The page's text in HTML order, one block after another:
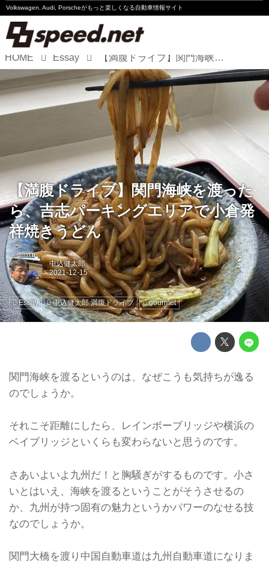
Volkswagen, Audi, Porscheがもっと楽しくなる自動車情報サイト
Volkswagen
Audi
Porsche
Motorsport
Essay
HOME Essay 【満腹ドライブ】関門海峡を渡ったら、吉志パーキングエリアで小倉発祥焼きうどん
【満腹ドライブ】関門海峡を渡った
ら、吉志パーキングエリアで小倉発
祥焼きうどん
中込健太郎
Essay 中込健太郎 満腹ドライブ gourmet
関門海峡を渡るというのは、なぜこうも気持ちが逸る
のでしょうか。
それこそ距離にしたら、レインボーブリッジや横浜の
ベイブリッジといくらも変わらないと思うのです。
さあいよいよ九州だ！と胸騒ぎがするものです。小さ
いとはいえ、海峡を渡るということがそうさせるの
か、九州が持つ固有の魅力というかパワーのなせる技
なのでしょうか。
関門大橋を渡り中国自動車道は九州自動車道になりま